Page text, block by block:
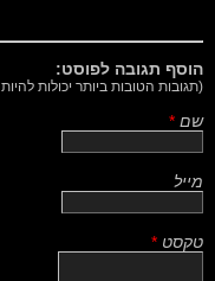
הוסף תגובה לפוסט:
(תגובות הטובות ביותר יכולות להיות
שם *
מייל
טקסט *